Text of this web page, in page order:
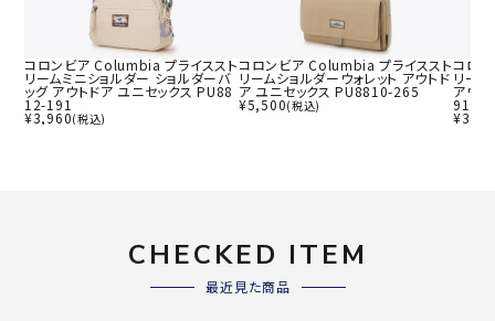
コロンビア Columbia プライススト
リームミニショルダー ショルダーバ
ッグ アウトドア ユニセックス PU88
12-191
¥3,960(税込)
コロンビア Columbia プライススト
リームショルダーウォレット アウトド
ア ユニセックス PU8810-265
¥5,500(税込)
コロ
リー
アウ
91
¥
CHECKED ITEM
最近見た商品